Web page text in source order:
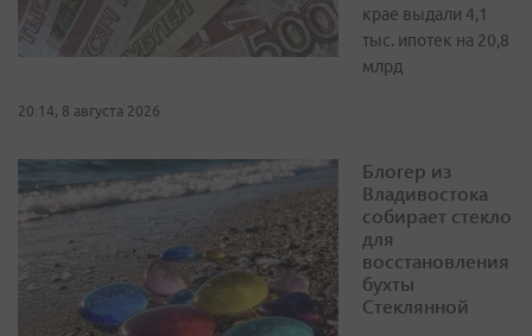
крае выдали 4,1
тыс. ипотек на 20,8
млрд
20:14, 8 августа 2026
Блогер из
Владивостока
собирает стекло
для
восстановления
бухты
Стеклянной